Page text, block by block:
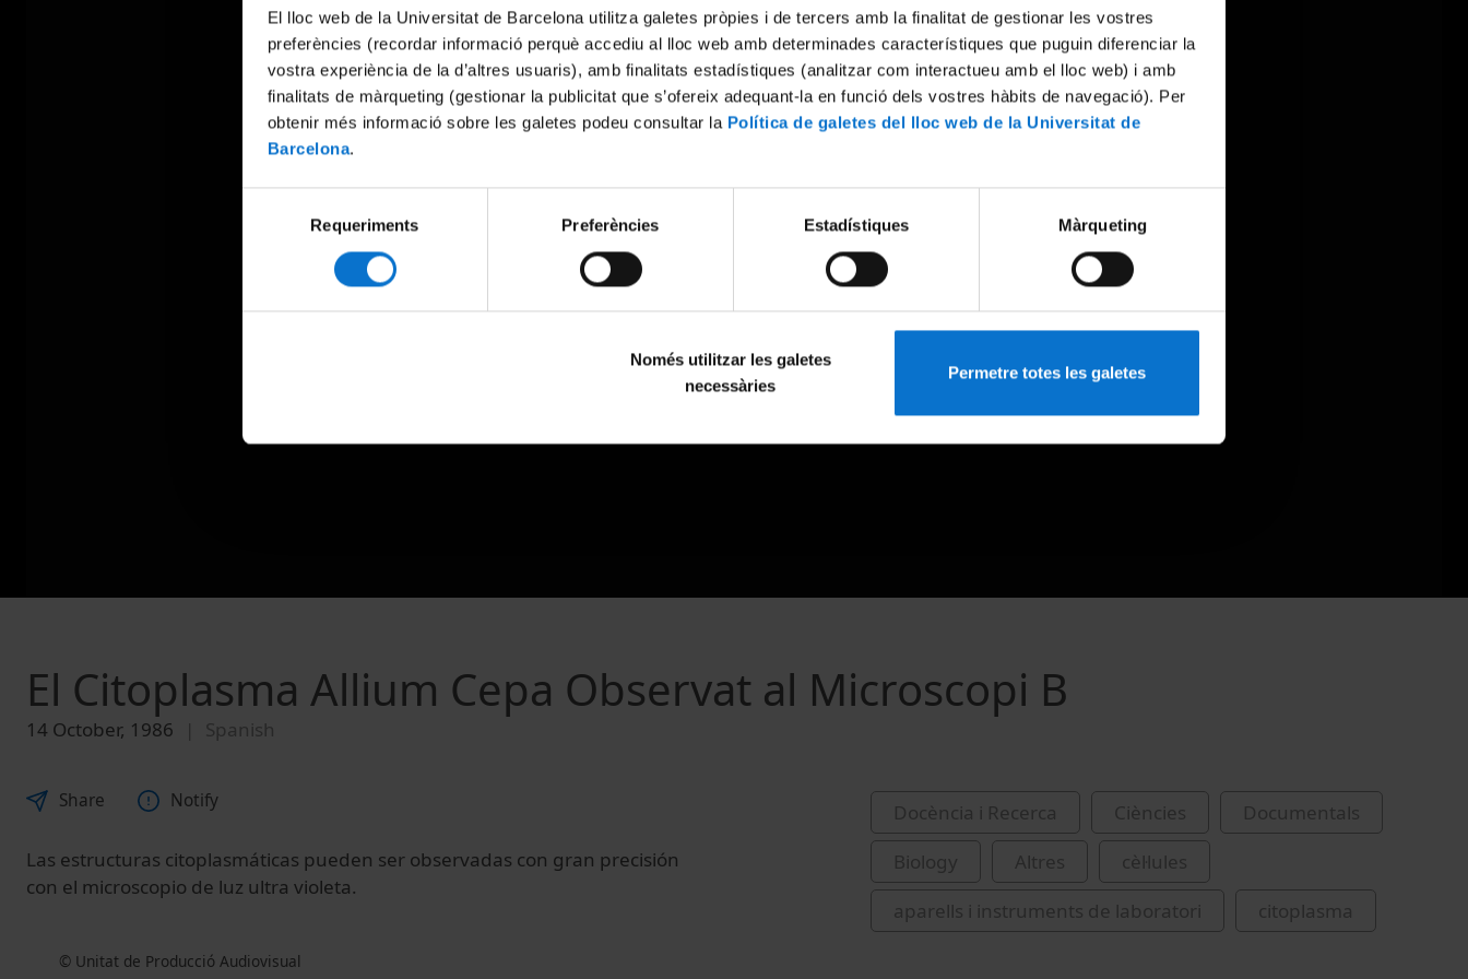
El lloc web de la Universitat de Barcelona utilitza galetes pròpies i de tercers amb la finalitat de gestionar les vostres
preferències (recordar informació perquè accediu al lloc web amb determinades característiques que puguin diferenciar la
vostra experiència de la d’altres usuaris), amb finalitats estadístiques (analitzar com interactueu amb el lloc web) i amb
finalitats de màrqueting (gestionar la publicitat que s’ofereix adequant-la en funció dels vostres hàbits de navegació). Per
obtenir més informació sobre les galetes podeu consultar la Política de galetes del lloc web de la Universitat de
Barcelona.
Requeriments Preferències Estadístiques Màrqueting
Només utilitzar les galetes
necessàries
Permetre totes les galetes
El Citoplasma Allium Cepa Observat al Microscopi B
14 October, 1986 Spanish
Share Notify
Las estructuras citoplasmáticas pueden ser observadas con gran precisión
con el microscopio de luz ultra violeta.
© Unitat de Producció Audiovisual
Docència i Recerca Ciències
Documentals
Biology
Altres
cèl·lules
aparells i instruments de laboratori
citoplasma